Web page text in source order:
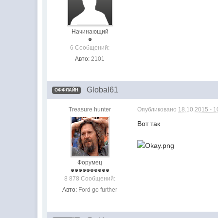
Начинающий
6 Сообщений:
Авто: 2101
ОФФЛАЙН Global61
Treasure hunter
Форумец
8 878 Сообщений:
Авто: Ford go further
Опубликовано 18.10.2015 -
Вот так